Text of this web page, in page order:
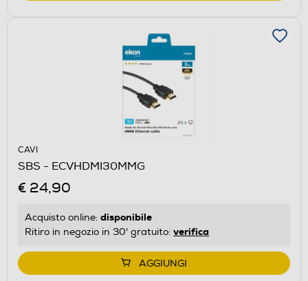
CAVI
SBS - ECVHDMI30MMG
€ 24,90
Acquisto online: disponibile
Ritiro in negozio in 30' gratuito: verifica
AGGIUNGI